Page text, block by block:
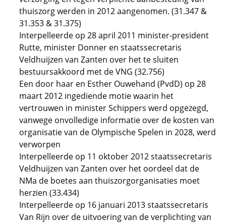
thuiszorg werden in 2012 aangenomen. (31.347 &
31.353 & 31.375)
Interpelleerde op 28 april 2011 minister-president
Rutte, minister Donner en staatssecretaris
Veldhuijzen van Zanten over het te sluiten
bestuursakkoord met de VNG (32.756)
Een door haar en Esther Ouwehand (PvdD) op 28
maart 2012 ingediende motie waarin het
vertrouwen in minister Schippers werd opgezegd,
vanwege onvolledige informatie over de kosten van
organisatie van de Olympische Spelen in 2028, werd
verworpen
Interpelleerde op 11 oktober 2012 staatssecretaris
Veldhuijzen van Zanten over het oordeel dat de
NMa de boetes aan thuiszorgorganisaties moet
herzien (33.434)
Interpelleerde op 16 januari 2013 staatssecretaris
Van Rijn over de uitvoering van de verplichting van